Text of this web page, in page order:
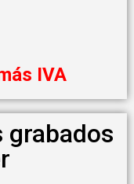
IVA
grabados